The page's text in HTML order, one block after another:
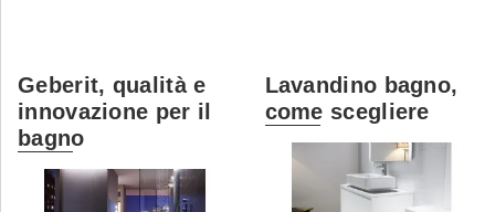
Geberit, qualità e
innovazione per il
bagno
Lavandino bagno,
come scegliere